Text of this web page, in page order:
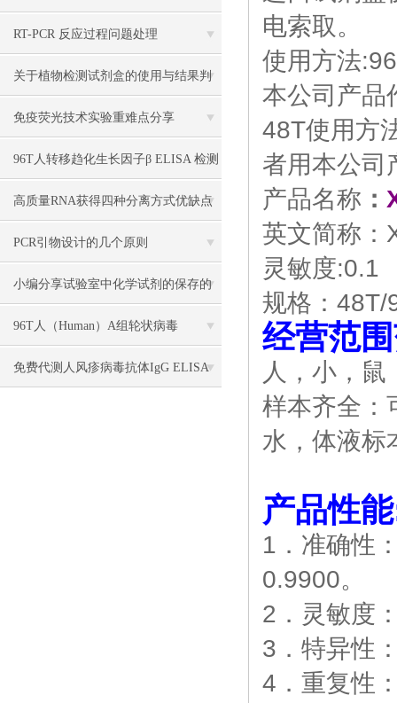
识，你一定要牢牢掌握
RT-PCR 反应过程问题处理
关于植物检测试剂盒的使用与结果判
断，我有妙招
免疫荧光技术实验重难点分享
96T人转移趋化生长因子β ELISA 检测
试剂盒说明书
高质量RNA获得四种分离方式优缺点
PCR引物设计的几个原则
小编分享试验室中化学试剂的保存的
方法
96T人（Human）A组轮状病毒
（Rotavirus）ELISA 检测试剂盒
免费代测人风疹病毒抗体IgG ELISA
电索取。
使用方法
本公司产品
48T使用方
者用本公司
产品名称 ：
英文简称：
灵敏度:0.1
规格：48T/
经营范
人，小，
样本齐全：
水，体液标
产品性
1．准确性
0.9900。
2．灵敏度
3．特异性
4．重复性